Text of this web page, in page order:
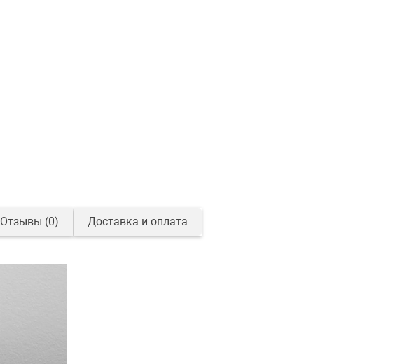
Отзывы (0) Доставка и оплата